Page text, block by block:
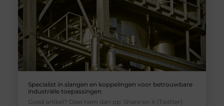
Specialist in slangen en koppelingen voor betrouwbare
industriële toepassingen
Goed artikel? Deel hem dan op: Share on X (Twitter)